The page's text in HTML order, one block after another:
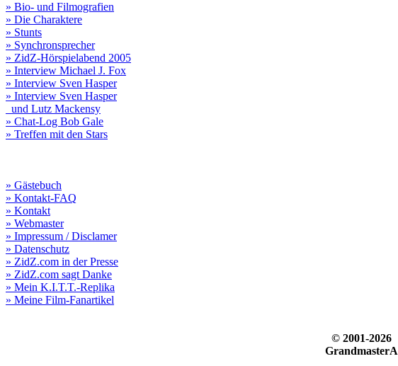
» Bio- und Filmografien
» Die Charaktere
» Stunts
» Synchronsprecher
» ZidZ-Hörspielabend 2005
» Interview Michael J. Fox
» Interview Sven Hasper
» Interview Sven Hasper
und Lutz Mackensy
» Chat-Log Bob Gale
» Treffen mit den Stars
» Gästebuch
» Kontakt-FAQ
» Kontakt
» Webmaster
» Impressum / Disclamer
» Datenschutz
» ZidZ.com in der Presse
» ZidZ.com sagt Danke
» Mein K.I.T.T.-Replika
» Meine Film-Fanartikel
© 2001-2026
GrandmasterA